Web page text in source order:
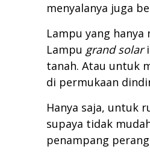
menyalanya juga
Lampu yang
Lampu grand solar
tanah. Atau untuk
di permukaan
Hanya saja, untuk
supaya tidak
penampang